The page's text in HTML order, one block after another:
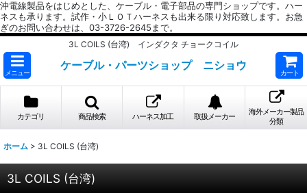
沖電線製品をはじめとした、ケーブル・電子部品の専門ショップです。ハー
ネスも承ります。試作・小ＬＯＴハーネスも出来る限り対応致します。お急
ぎのお問い合わせは、03-3726-2645まで。
3L COILS (台湾) インダクタ チョークコイル
メニュー
ケーブル・パーツショップ ニショウ
カート
カテゴリ 商品検索 ハーネス加工 取扱メーカー
海外メーカー製品
分類
ホーム > 3L COILS (台湾)
3L COILS (台湾)